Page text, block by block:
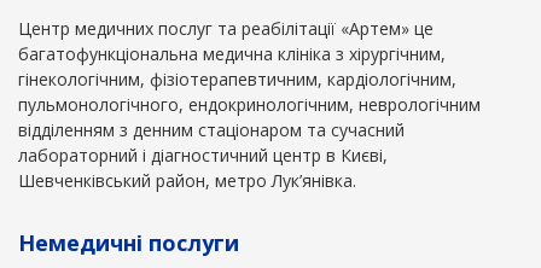
Центр медичних послуг та реабілітації «Артем» це
багатофункціональна медична клініка з хірургічним,
гінекологічним, фізіотерапевтичним, кардіологічним,
пульмонологічного, ендокринологічним, неврологічним
відділенням з денним стаціонаром та сучасний
лабораторний і діагностичний центр в Києві,
Шевченківський район, метро Лук’янівка.
Немедичні послуги